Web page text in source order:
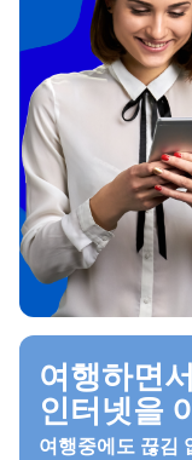
여행하면
인터넷을
여행중에도 끊김